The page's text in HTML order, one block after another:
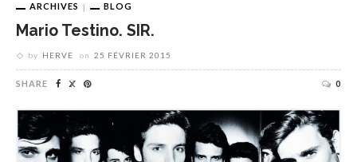
ARCHIVES BLOG
Mario Testino. SIR.
by HERVE on 25 FÉVRIER 2015
SHARE 0